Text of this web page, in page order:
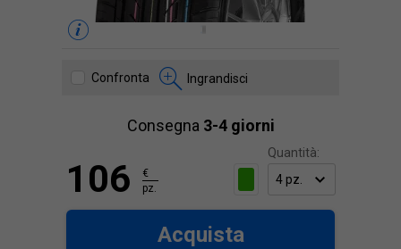
Confronta Ingrandisci
Consegna 3-4 giorni
Quantità:
106
€
pz.
Acquista